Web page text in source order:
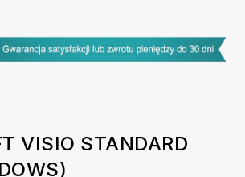
VISIO STANDARD